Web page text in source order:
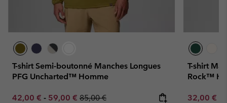
T-shirt Semi-boutonné Manches Longues
PFG Uncharted™ Homme
Minimum sale price:
42,00 € - Maximum sale price:
59,00 € Regular price:
85,00 €
T-shirt
Rock™
Minimum
32,00 €